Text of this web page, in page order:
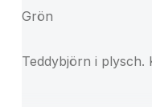
Grön
Teddybjörn i plysch.